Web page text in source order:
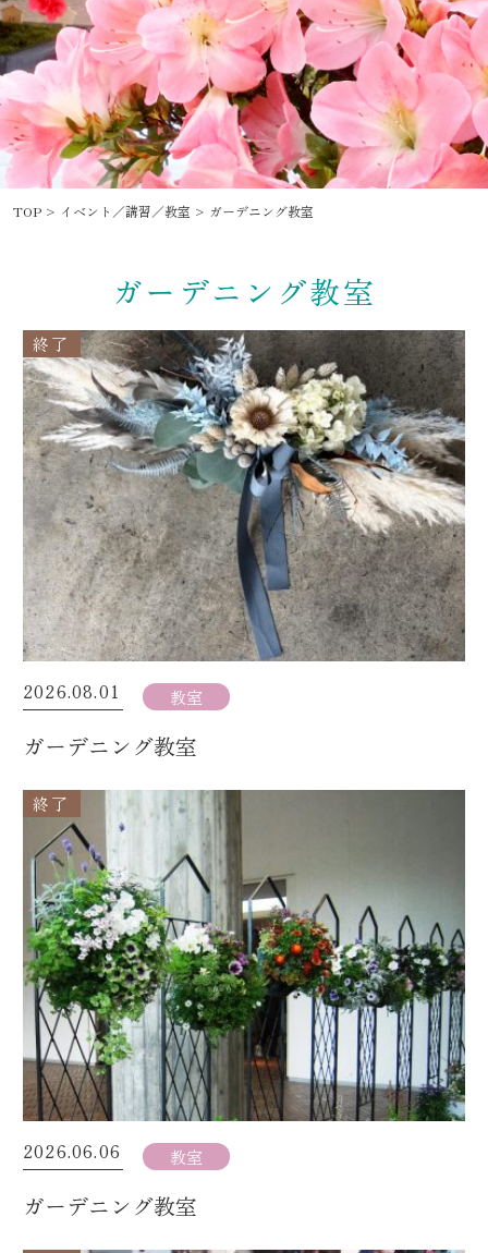
TOP イベント／講習／教室 ガーデニング教室
ガーデニング教室
終了
2026.08.01 教室
ガーデニング教室
終了
2026.06.06 教室
ガーデニング教室